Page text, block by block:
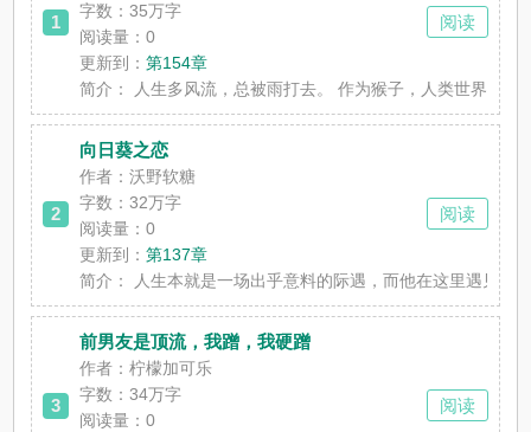
1
字数：35万字
阅读量：0
更新到：第154章
简介：
人生多风流，总被雨打去。 作为猴子，人类世界对
阅读
2
向日葵之恋
作者：沃野软糖
字数：32万字
阅读量：0
更新到：第137章
简介：
人生本就是一场出乎意料的际遇，而他在这里遇见了
阅读
3
前男友是顶流，我蹭，我硬蹭
作者：柠檬加可乐
字数：34万字
阅读量：0
阅读